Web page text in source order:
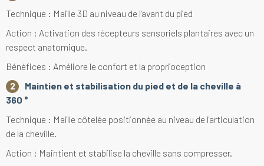
Technique : Maille 3D au niveau de l'avant du pied
Action : Activation des récepteurs sensoriels plantaires avec un
respect anatomique.
Bénéfices : Améliore le confort et la proprioception
Maintien et stabilisation du pied et de la cheville à
360 °
Technique : Maille côtelée positionnée au niveau de l'articulation
de la cheville.
Action : Maintient et stabilise la cheville sans compresser.